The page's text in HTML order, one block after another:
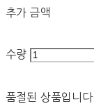
추가 금액
수량
품절된 상품입니다.